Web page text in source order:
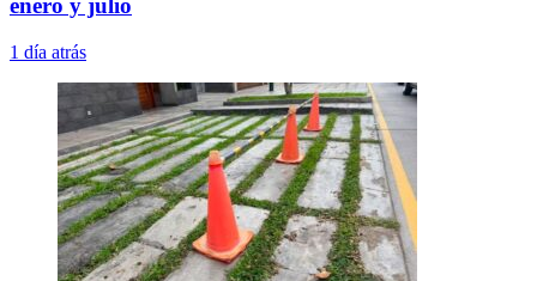
enero y julio
1 día atrás